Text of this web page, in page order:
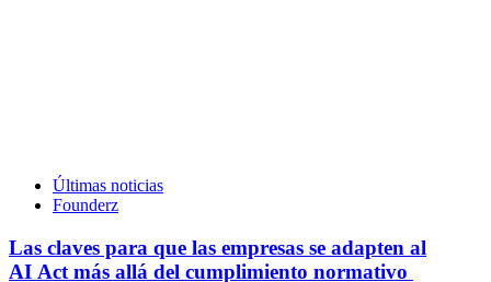
Últimas noticias
Founderz
Las claves para que las empresas se adapten al
AI Act más allá del cumplimiento normativo